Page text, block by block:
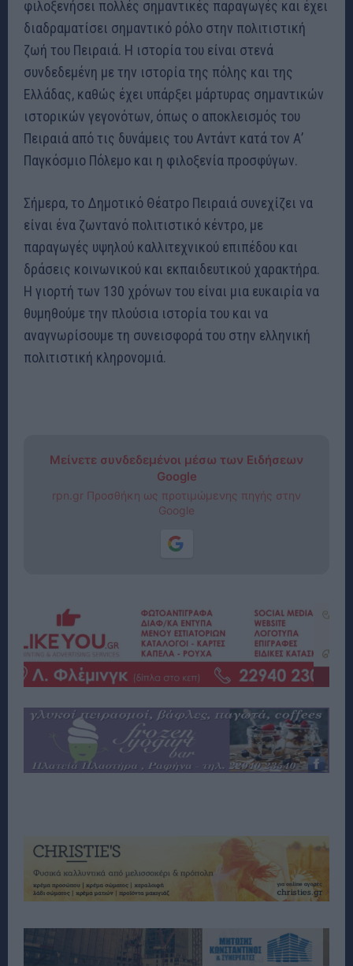
φιλοξενήσει πολλές σημαντικές παραγωγές και έχει
διαδραματίσει σημαντικό ρόλο στην πολιτιστική
ζωή του Πειραιά. Η ιστορία του είναι στενά
συνδεδεμένη με την ιστορία της πόλης και της
Ελλάδας, καθώς έχει υπάρξει μάρτυρας σημαντικών
ιστορικών γεγονότων, όπως ο αποκλεισμός του
Πειραιά από τις δυνάμεις του Αντάντ κατά τον Α’
Παγκόσμιο Πόλεμο και η φιλοξενία προσφύγων.
Σήμερα, το Δημοτικό Θέατρο Πειραιά συνεχίζει να
είναι ένα ζωντανό πολιτιστικό κέντρο, με
παραγωγές υψηλού καλλιτεχνικού επιπέδου και
δράσεις κοινωνικού και εκπαιδευτικού χαρακτήρα.
Η γιορτή των 130 χρόνων του είναι μια ευκαιρία να
θυμηθούμε την πλούσια ιστορία του και να
αναγνωρίσουμε τη συνεισφορά του στην ελληνική
πολιτιστική κληρονομιά.
Μείνετε συνδεδεμένοι μέσω των Ειδήσεων
Google
rpn.gr Προσθήκη ως προτιμώμενης πηγής στην
Google